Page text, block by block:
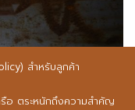
สำหรับลูกค้า
อ ตระหนักถึงความสำคัญ